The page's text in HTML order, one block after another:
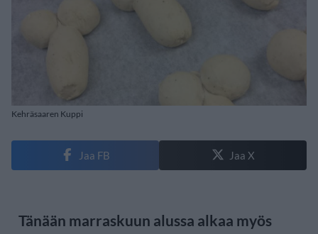
Kehräsaaren Kuppi
Jaa FB Jaa X
Tänään marraskuun alussa alkaa myös